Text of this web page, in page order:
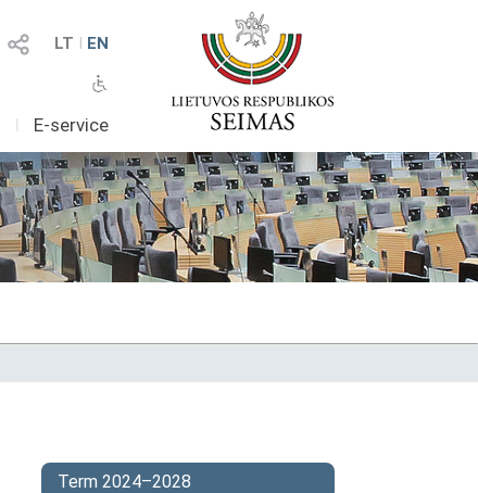
LT I EN
I E-service
Term 2024–2028